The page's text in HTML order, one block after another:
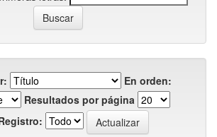
En orden:
Resultados por página